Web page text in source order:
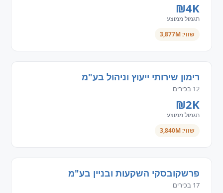
₪4K
תגמול ממוצע
שווי: 3,877M
רימון שירותי ייעוץ וניהול בע"מ
12 בכירים
₪2K
תגמול ממוצע
שווי: 3,840M
פרשקובסקי השקעות ובניין בע"מ
17 בכירים